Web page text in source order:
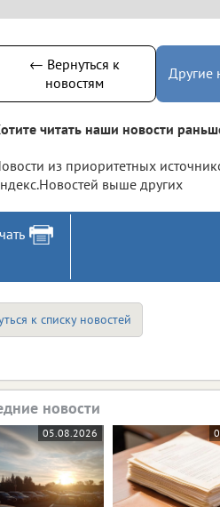
← Вернуться к
новостям
Другие
читать наши новости
из приоритетных
выше других
к списку новостей
новости
05.08.2026